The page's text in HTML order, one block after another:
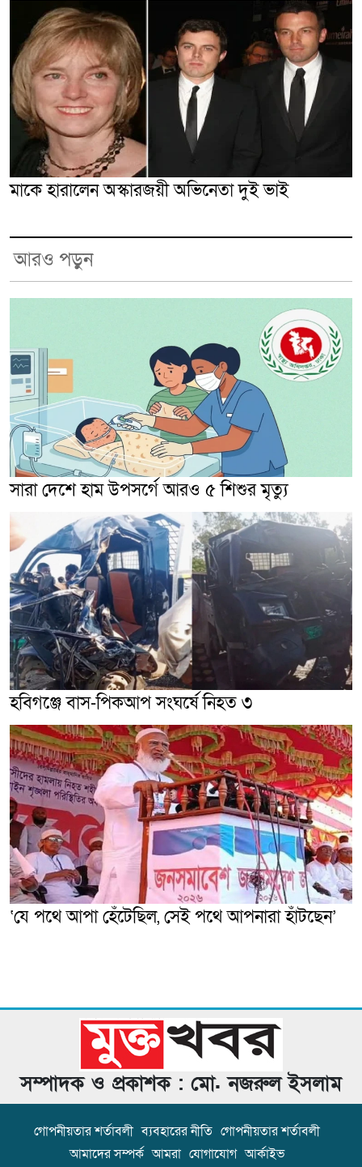
মাকে হারালেন অস্কারজয়ী অভিনেতা দুই ভাই
আরও পড়ুন
সারা দেশে হাম উপসর্গে আরও ৫ শিশুর মৃত্যু
হবিগঞ্জে বাস-পিকআপ সংঘর্ষে নিহত ৩
‘যে পথে আপা হেঁটেছিল, সেই পথে আপনারা হাঁটছেন’
সম্পাদক ও প্রকাশক : মো. নজরুল ইসলাম
গোপনীয়তার শর্তাবলী ব্যবহারের নীতি গোপনীয়তার শর্তাবলী
আমাদের সম্পর্ক আমরা যোগাযোগ আর্কাইভ